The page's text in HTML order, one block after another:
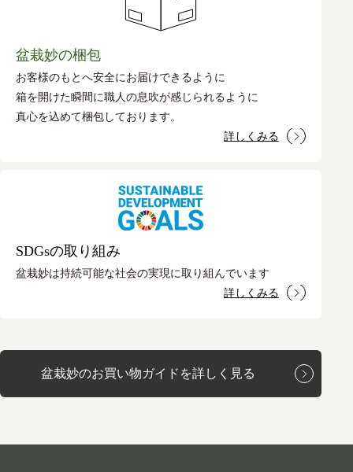
盆栽妙の梱包
お客様のもとへ安全にお届けできるように
箱を開けた瞬間に職人の息吹が感じられるように
真心を込めて梱包しております。
詳しくみる
SDGsの取り組み
盆栽妙は持続可能な社会の実現に取り組んでいます
詳しくみる
盆栽妙のお買い物ガイドを詳しく見る